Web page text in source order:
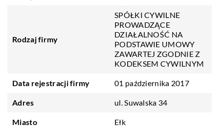
Rodzaj firmy
SPÓŁKI CYWILNE
PROWADZĄCE
DZIAŁALNOŚĆ NA
PODSTAWIE UMOWY
ZAWARTEJ ZGODNIE Z
KODEKSEM CYWILNYM
Data rejestracji firmy 01 października 2017
Adres ul. Suwalska 34
Miasto Ełk